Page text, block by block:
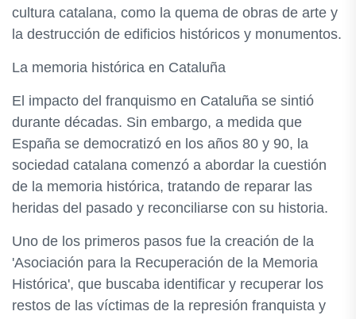
cultura catalana, como la quema de obras de arte y
la destrucción de edificios históricos y monumentos.
La memoria histórica en Cataluña
El impacto del franquismo en Cataluña se sintió
durante décadas. Sin embargo, a medida que
España se democratizó en los años 80 y 90, la
sociedad catalana comenzó a abordar la cuestión
de la memoria histórica, tratando de reparar las
heridas del pasado y reconciliarse con su historia.
Uno de los primeros pasos fue la creación de la
'Asociación para la Recuperación de la Memoria
Histórica', que buscaba identificar y recuperar los
restos de las víctimas de la represión franquista y